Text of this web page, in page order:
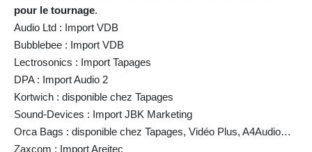
pour le tournage.
Audio Ltd : Import VDB
Bubblebee : Import VDB
Lectrosonics : Import Tapages
DPA : Import Audio 2
Kortwich : disponible chez Tapages
Sound-Devices : Import JBK Marketing
Orca Bags : disponible chez Tapages, Vidéo Plus, A4Audio…
Zaxcom : Import Areitec